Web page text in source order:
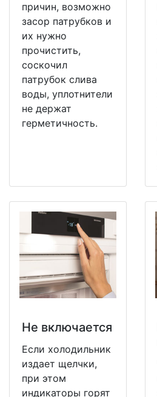
причин, возможно
засор патрубков и
их нужно
прочистить,
соскочил
патрубок слива
воды, уплотнители
не держат
герметичность.
Не включается
Если холодильник
издает щелчки,
при этом
индикаторы горят